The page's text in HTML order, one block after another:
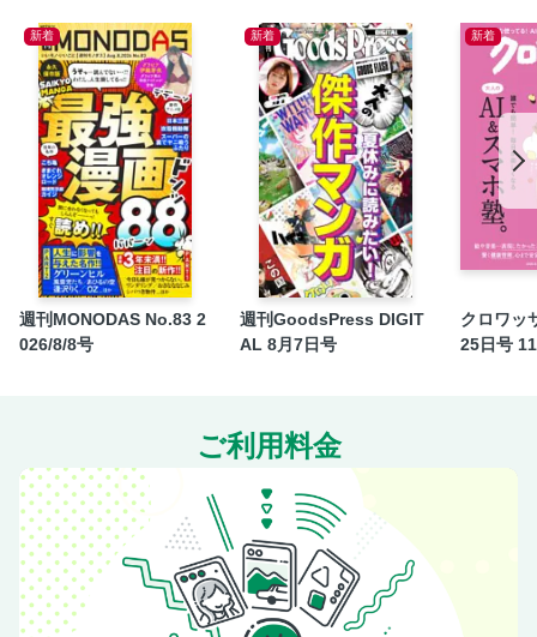
西川美和はなぜ、原作ものにチャレンジしたのか？
黒沢清の世界観はどのように完成していくのか？
佐藤雅彦さん、映画作りは新しい研究の場ですか？
FBBが言いたい放題！ 監督欠席裁判
シネマコンシェルジュ30人の映画監督論
沸騰！ ドキュメンタリー好き。
ただいま制作中。 電気グルーヴ×大根 仁
町山智浩の“世界は広い”。
濱口竜介がワイズマンを観る理由。
「あれ、観た？」「ヤバいよね？」
危険な監督、上出遼平。
「語り」の力。
オカルトとドキュメンタリー。
マジで音のいいドキュメンタリー。 荒内 佑（cero）×奥田
泰次（studio MSR）
未体験美食紀行。
新着
週刊MONODAS No.83 2
026/8/8号
新着
週刊GoodsPress DIGIT
AL 8月7日号
新着
クロワッ
25日号
ご利用料金